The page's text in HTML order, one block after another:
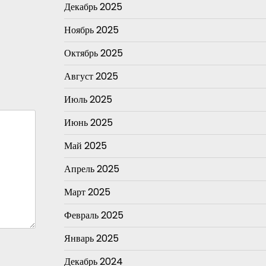
Декабрь 2025
Ноябрь 2025
Октябрь 2025
Август 2025
Июль 2025
Июнь 2025
Май 2025
Апрель 2025
Март 2025
Февраль 2025
Январь 2025
Декабрь 2024